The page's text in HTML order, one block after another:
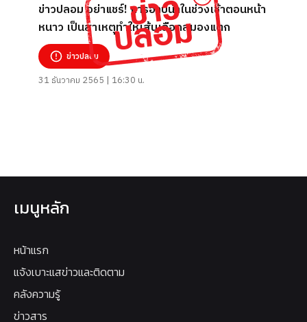
ข่าวปลอม อย่าแชร์! การอาบน้ำในช่วงเช้าตอนหน้า
หนาว เป็นสาเหตุทำให้เส้นเลือดสมองแตก
ข่าวปลอม
31 ธันวาคม 2565 | 16:30 น.
เมนูหลัก
หน้าแรก
แจ้งเบาะแสข่าวและติดตาม
คลังความรู้
ข่าวสาร